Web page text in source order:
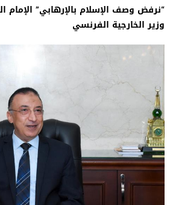
“نرفض وصف الإسلام بالإرهابي” الإمام
وزير الخارجية الفرنسي